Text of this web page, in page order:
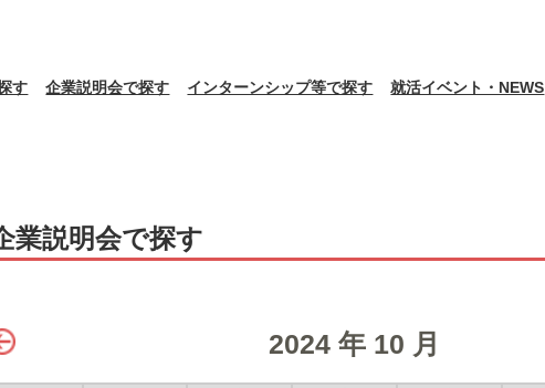
す 企業説明会で探す インターンシップ等で探す 就活イベント・NEWS
業説明会で探す
2024 年 10 月